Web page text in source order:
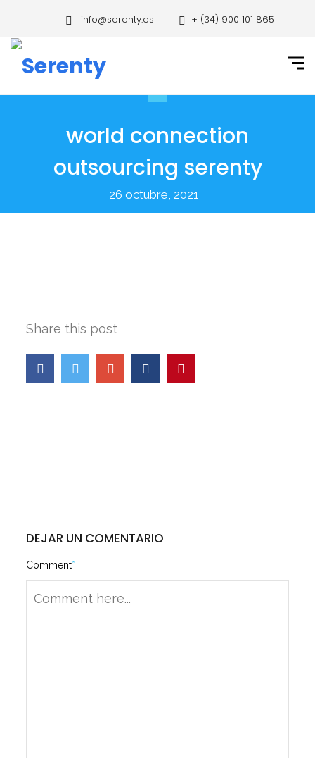
info@serenty.es + (34) 900 101 865
world connection
outsourcing serenty
26 octubre, 2021
Share this post
DEJAR UN COMENTARIO
Comment*